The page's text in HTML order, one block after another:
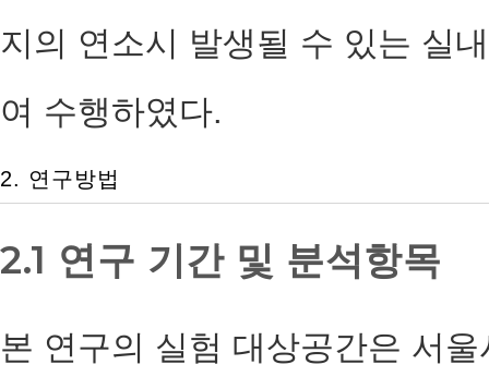
지의 연소시 발생될 수 있는 실
여 수행하였다.
2. 연구방법
2.1 연구 기간 및 분석항목
본 연구의 실험 대상공간은 서